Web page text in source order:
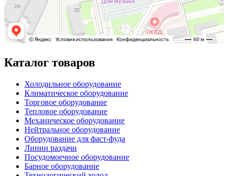
Каталог товаров
Холодильное оборудование
Климатическое оборудование
Торговое оборудование
Тепловое оборудование
Механическое оборудование
Нейтральное оборудование
Оборудование для фаст-фуда
Линии раздачи
Посудомоечное оборудование
Барное оборудование